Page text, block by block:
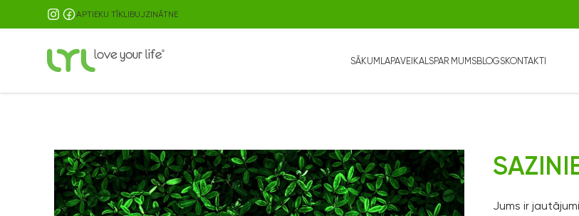
APTIEKU TĪKLIBUJZINĀTNE
SĀKUMLAPAVEIKALSPAR MUMSBLOGSKONTAKTI
Jums ir
PIEGĀDE JAU NO 9.99 EUR